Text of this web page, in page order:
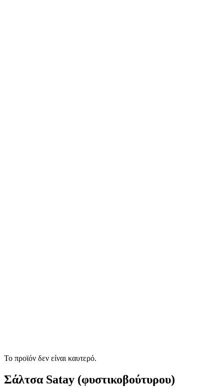
Το προϊόν δεν είναι καυτερό.
Σάλτσα Satay (φυστικοβούτυρου)